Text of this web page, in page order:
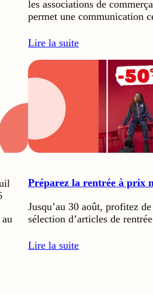
les associations de
permet une communication
Lire la suite
Préparez la rentrée à prix
Jusqu’au 30 août, profitez
sélection d’articles de
Lire la suite